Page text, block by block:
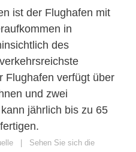
ist der Flughafen mit
in
des
Flughafen verfügt über
und zwei
jährlich bis zu 65
| Sehen Sie sich die